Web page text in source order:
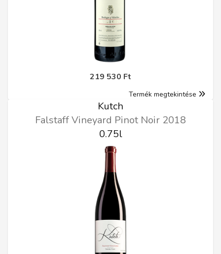
219 530 Ft
Termék megtekintése
Kutch
Falstaff Vineyard Pinot Noir 2018
0.75l